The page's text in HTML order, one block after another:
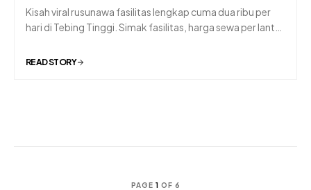
Kisah viral rusunawa fasilitas lengkap cuma dua ribu per
hari di Tebing Tinggi. Simak fasilitas, harga sewa per lantai,
READ STORY
PAGE 1 OF 6